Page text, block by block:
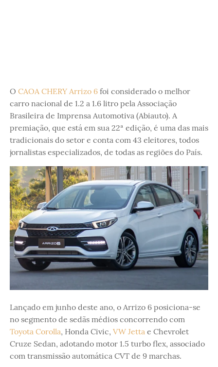
O CAOA CHERY Arrizo 6 foi considerado o melhor
carro nacional de 1.2 a 1.6 litro pela Associação
Brasileira de Imprensa Automotiva (Abiauto). A
premiação, que está em sua 22ª edição, é uma das mais
tradicionais do setor e conta com 43 eleitores, todos
jornalistas especializados, de todas as regiões do País.
Lançado em junho deste ano, o Arrizo 6 posiciona-se
no segmento de sedãs médios concorrendo com
Toyota Corolla, Honda Civic, VW Jetta e Chevrolet
Cruze Sedan, adotando motor 1.5 turbo flex, associado
com transmissão automática CVT de 9 marchas.